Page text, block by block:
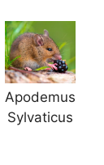
Apodemus
Sylvaticus